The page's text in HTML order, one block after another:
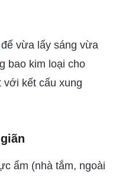
để vừa lấy sáng vừa
bao kim loại cho
với kết cấu xung
ẩm (nhà tắm, ngoài